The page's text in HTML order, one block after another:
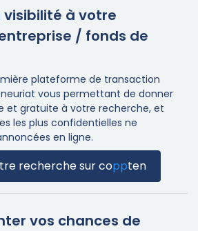
visibilité à votre
/ fonds de
plateforme de transaction
vous permettant de donner
et gratuite à votre recherche, et
les plus confidentielles ne
en ligne.
recherche surcoppten
vos chances de